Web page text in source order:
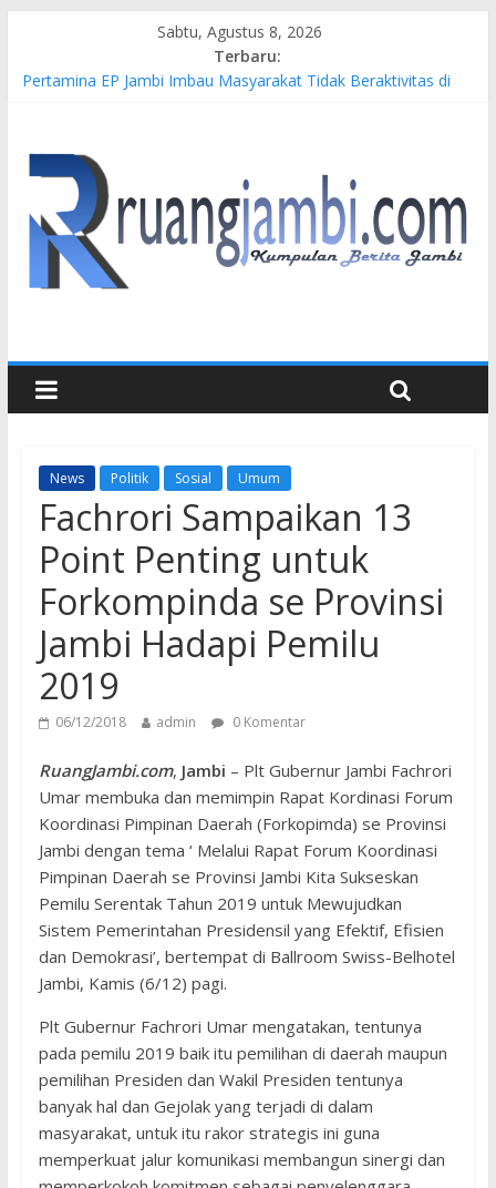
Sabtu, Agustus 8, 2026
Terbaru:
Pertamina EP Jambi Imbau Masyarakat Tidak Beraktivitas di
Didampingi Pengacara Chris Januardi
Hj. Hesti Haris Dorong Lahirnya Wirausaha Muda Melalui
Pelatihan Batik Kontemporer PKW
Siap Dukung Kegiatan Hulu Migas, Kapolda Jambi Kunjungi
FSO 115
Gubernur Al Haris Buka Turnamen Tenis Antar Alumni
News Politik Sosial Umum
Fachrori Sampaikan 13
Point Penting untuk
Forkompinda se Provinsi
Jambi Hadapi Pemilu
2019
06/12/2018 admin 0 Komentar
RuangJambi.com, Jambi – Plt Gubernur Jambi Fachrori
Umar membuka dan memimpin Rapat Kordinasi Forum
Koordinasi Pimpinan Daerah (Forkopimda) se Provinsi
Jambi dengan tema ‘ Melalui Rapat Forum Koordinasi
Pimpinan Daerah se Provinsi Jambi Kita Sukseskan
Pemilu Serentak Tahun 2019 untuk Mewujudkan
Sistem Pemerintahan Presidensil yang Efektif, Efisien
dan Demokrasi’, bertempat di Ballroom Swiss-Belhotel
Jambi, Kamis (6/12) pagi.
Plt Gubernur Fachrori Umar mengatakan, tentunya
pada pemilu 2019 baik itu pemilihan di daerah maupun
pemilihan Presiden dan Wakil Presiden tentunya
banyak hal dan Gejolak yang terjadi di dalam
masyarakat, untuk itu rakor strategis ini guna
memperkuat jalur komunikasi membangun sinergi dan